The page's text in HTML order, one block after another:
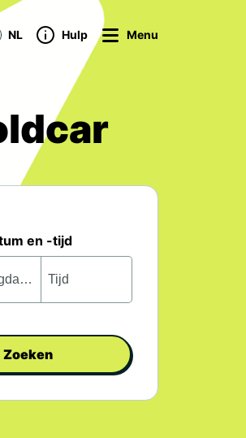
NL Hulp Menu
en -tijd
Zoeken